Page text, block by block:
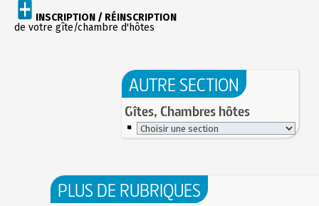
INSCRIPTION / RÉINSCRIPTION
de votre gîte/chambre d'hôtes
AUTRE SECTION
Gîtes, Chambres hôtes
PLUS DE RUBRIQUES